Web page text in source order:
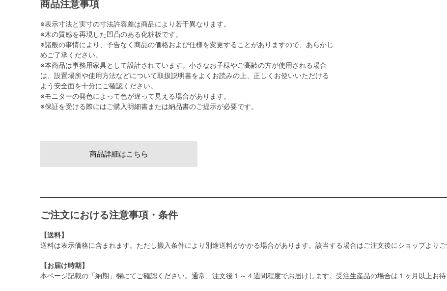
商品注意事項
※表示寸法と実寸の寸法許容差は商品により若干異なります。
※木の質感を再現した凹凸のある化粧板です。
※諸般の事情により、予告なく商品の価格および仕様を変更することがありますので、あらかじ
めご了承ください。
※本商品は事務用家具として設計されています。小さなお子様やご高齢の方が使用される場合
は、設置場所や使用方法などについて取扱説明書をよくお読みの上、正しくお使いいただける
よう安全面を十分にご確認ください。
※モニターの発色によって色が違って見える場合があります。
※保証を受ける際にはご購入明細書または納品書のご提示が必要です。
商品詳細はこちら
ご注文における注意事項・条件
【送料】
送料は表示価格に含まれます。ただし搬入条件により別途送料がかかる場合があります。該当する場合はご注文後にショップよりご
【お届け時期】
本ページ記載の「納期」欄にてご確認ください。通常、注文後１～４週間程度でお届けします。受注生産品の場合は１ヶ月以上お待